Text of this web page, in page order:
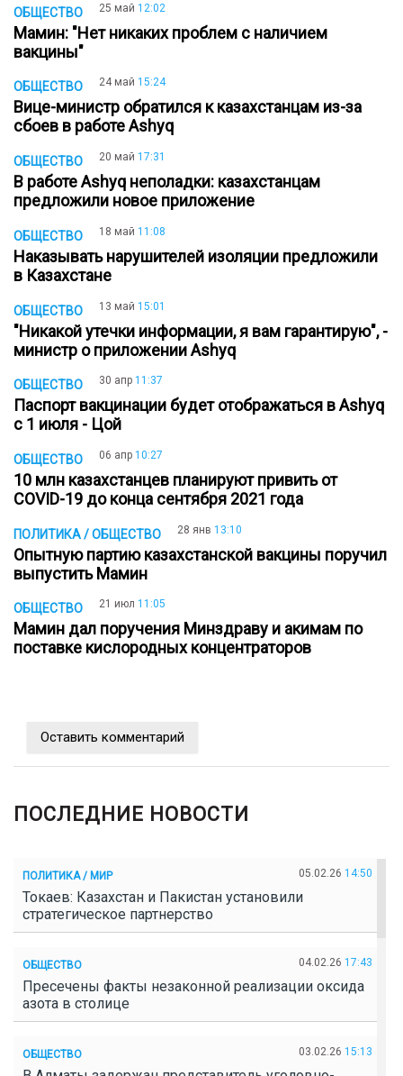
ОБЩЕСТВО 25 май 12:02
Мамин: "Нет никаких проблем с наличием
вакцины"
ОБЩЕСТВО 24 май 15:24
Вице-министр обратился к казахстанцам из-за
сбоев в работе Ashyq
ОБЩЕСТВО 20 май 17:31
В работе Ashyq неполадки: казахстанцам
предложили новое приложение
ОБЩЕСТВО 18 май 11:08
Наказывать нарушителей изоляции предложили
в Казахстане
ОБЩЕСТВО 13 май 15:01
"Никакой утечки информации, я вам гарантирую", -
министр о приложении Ashyq
ОБЩЕСТВО 30 апр 11:37
Паспорт вакцинации будет отображаться в Ashyq
с 1 июля - Цой
ОБЩЕСТВО 06 апр 10:27
10 млн казахстанцев планируют привить от
COVID-19 до конца сентября 2021 года
ПОЛИТИКА / ОБЩЕСТВО 28 янв 13:10
Опытную партию казахстанской вакцины поручил
выпустить Мамин
ОБЩЕСТВО 21 июл 11:05
Мамин дал поручения Минздраву и акимам по
поставке кислородных концентраторов
Оставить комментарий
ПОСЛЕДНИЕ НОВОСТИ
ПОЛИТИКА / МИР 05.02.26 14:50
Токаев: Казахстан и Пакистан установили
стратегическое партнерство
ОБЩЕСТВО 04.02.26 17:43
Пресечены факты незаконной реализации оксида
азота в столице
ОБЩЕСТВО 03.02.26 15:13